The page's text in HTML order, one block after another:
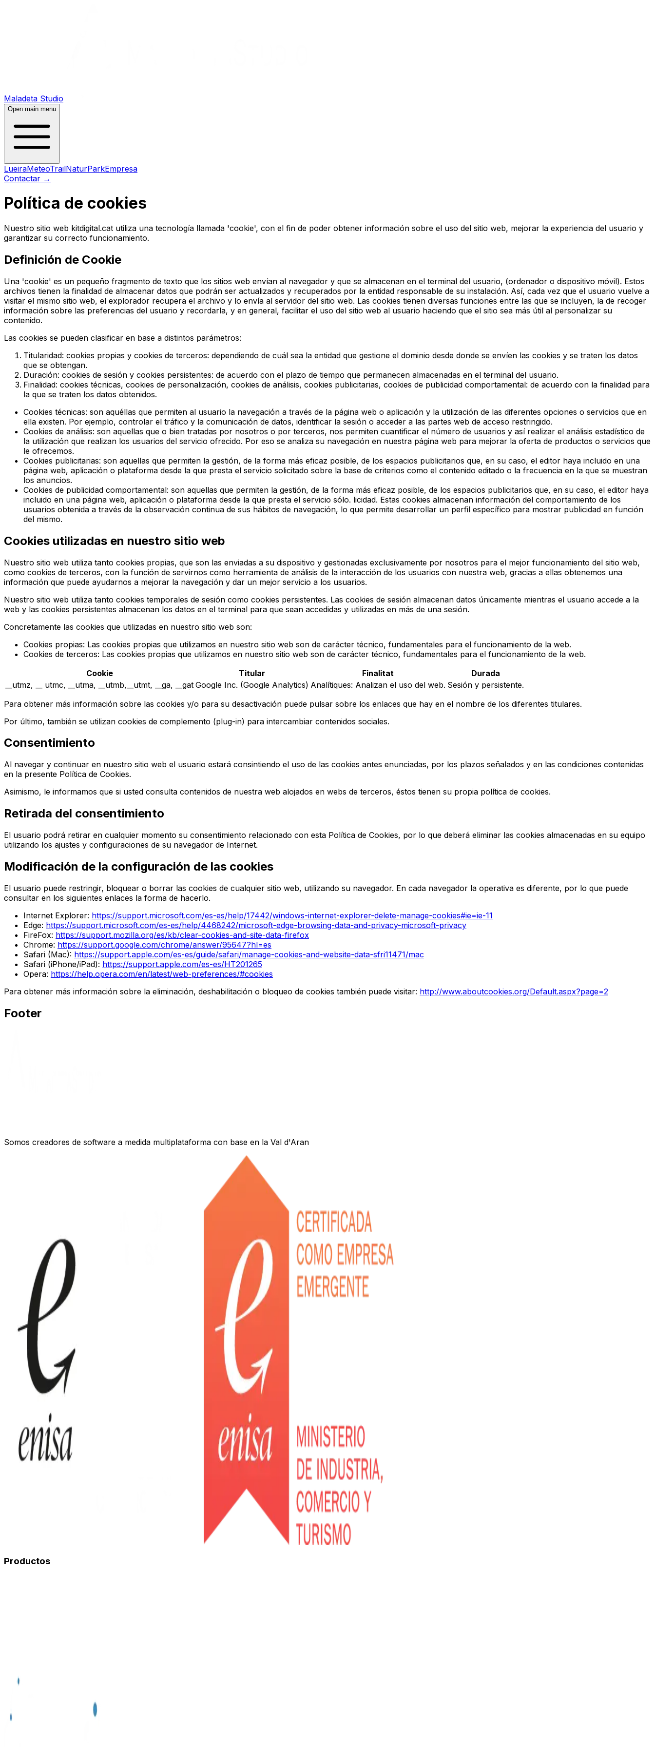
Maladeta Studio
Open main menu
LueiraMeteoTrailNaturParkEmpresa
Contactar →
Política de cookies
Nuestro sitio web kitdigital.cat utiliza una tecnología llamada 'cookie', con el fin de poder obtener información sobre el uso del sitio web, mejorar la experiencia del usuario y
garantizar su correcto funcionamiento.
Definición de Cookie
Una 'cookie' es un pequeño fragmento de texto que los sitios web envían al navegador y que se almacenan en el terminal del usuario, (ordenador o dispositivo móvil). Estos
archivos tienen la finalidad de almacenar datos que podrán ser actualizados y recuperados por la entidad responsable de su instalación. Así, cada vez que el usuario vuelve a
visitar el mismo sitio web, el explorador recupera el archivo y lo envía al servidor del sitio web. Las cookies tienen diversas funciones entre las que se incluyen, la de recoger
información sobre las preferencias del usuario y recordarla, y en general, facilitar el uso del sitio web al usuario haciendo que el sitio sea más útil al personalizar su
contenido.
Las cookies se pueden clasificar en base a distintos parámetros:
Titularidad: cookies propias y cookies de terceros: dependiendo de cuál sea la entidad que gestione el dominio desde donde se envíen las cookies y se traten los datos
que se obtengan.
Duración: cookies de sesión y cookies persistentes: de acuerdo con el plazo de tiempo que permanecen almacenadas en el terminal del usuario.
Finalidad: cookies técnicas, cookies de personalización, cookies de análisis, cookies publicitarias, cookies de publicidad comportamental: de acuerdo con la finalidad para
la que se traten los datos obtenidos.
Cookies técnicas: son aquéllas que permiten al usuario la navegación a través de la página web o aplicación y la utilización de las diferentes opciones o servicios que en
ella existen. Por ejemplo, controlar el tráfico y la comunicación de datos, identificar la sesión o acceder a las partes web de acceso restringido.
Cookies de análisis: son aquellas que o bien tratadas por nosotros o por terceros, nos permiten cuantificar el número de usuarios y así realizar el análisis estadístico de
la utilización que realizan los usuarios del servicio ofrecido. Por eso se analiza su navegación en nuestra página web para mejorar la oferta de productos o servicios que
le ofrecemos.
Cookies publicitarias: son aquellas que permiten la gestión, de la forma más eficaz posible, de los espacios publicitarios que, en su caso, el editor haya incluido en una
página web, aplicación o plataforma desde la que presta el servicio solicitado sobre la base de criterios como el contenido editado o la frecuencia en la que se muestran
los anuncios.
Cookies de publicidad comportamental: son aquellas que permiten la gestión, de la forma más eficaz posible, de los espacios publicitarios que, en su caso, el editor haya
incluido en una página web, aplicación o plataforma desde la que presta el servicio sólo. licidad. Estas cookies almacenan información del comportamiento de los
usuarios obtenida a través de la observación continua de sus hábitos de navegación, lo que permite desarrollar un perfil específico para mostrar publicidad en función
del mismo.
Cookies utilizadas en nuestro sitio web
Nuestro sitio web utiliza tanto cookies propias, que son las enviadas a su dispositivo y gestionadas exclusivamente por nosotros para el mejor funcionamiento del sitio web,
como cookies de terceros, con la función de servirnos como herramienta de análisis de la interacción de los usuarios con nuestra web, gracias a ellas obtenemos una
información que puede ayudarnos a mejorar la navegación y dar un mejor servicio a los usuarios.
Nuestro sitio web utiliza tanto cookies temporales de sesión como cookies persistentes. Las cookies de sesión almacenan datos únicamente mientras el usuario accede a la
web y las cookies persistentes almacenan los datos en el terminal para que sean accedidas y utilizadas en más de una sesión.
Concretamente las cookies que utilizadas en nuestro sitio web son:
Cookies propias: Las cookies propias que utilizamos en nuestro sitio web son de carácter técnico, fundamentales para el funcionamiento de la web.
Cookies de terceros: Las cookies propias que utilizamos en nuestro sitio web son de carácter técnico, fundamentales para el funcionamiento de la web.
Cookie
Titular Finalitat
Durada
__utmz, __ utmc, __utma, __utmb,__utmt, __ga, __gat Google Inc. (Google Analytics) Analítiques: Analizan el uso del web. Sesión y persistente.
Para obtener más información sobre las cookies y/o para su desactivación puede pulsar sobre los enlaces que hay en el nombre de los diferentes titulares.
Por último, también se utilizan cookies de complemento (plug-in) para intercambiar contenidos sociales.
Consentimiento
Al navegar y continuar en nuestro sitio web el usuario estará consintiendo el uso de las cookies antes enunciadas, por los plazos señalados y en las condiciones contenidas
en la presente Política de Cookies.
Asimismo, le informamos que si usted consulta contenidos de nuestra web alojados en webs de terceros, éstos tienen su propia política de cookies.
Retirada del consentimiento
El usuario podrá retirar en cualquier momento su consentimiento relacionado con esta Política de Cookies, por lo que deberá eliminar las cookies almacenadas en su equipo
utilizando los ajustes y configuraciones de su navegador de Internet.
Modificación de la configuración de las cookies
El usuario puede restringir, bloquear o borrar las cookies de cualquier sitio web, utilizando su navegador. En cada navegador la operativa es diferente, por lo que puede
consultar en los siguientes enlaces la forma de hacerlo.
Internet Explorer: https://support.microsoft.com/es-es/help/17442/windows-internet-explorer-delete-manage-cookies#ie=ie-11
Edge: https://support.microsoft.com/es-es/help/4468242/microsoft-edge-browsing-data-and-privacy-microsoft-privacy
FireFox: https://support.mozilla.org/es/kb/clear-cookies-and-site-data-firefox
Chrome: https://support.google.com/chrome/answer/95647?hl=es
Safari (Mac): https://support.apple.com/es-es/guide/safari/manage-cookies-and-website-data-sfri11471/mac
Safari (iPhone/iPad): https://support.apple.com/es-es/HT201265
Opera: https://help.opera.com/en/latest/web-preferences/#cookies
Para obtener más información sobre la eliminación, deshabilitación o bloqueo de cookies también puede visitar: http://www.aboutcookies.org/Default.aspx?page=2
Footer
Somos creadores de software a medida multiplataforma con base en la Val d'Aran
Productos